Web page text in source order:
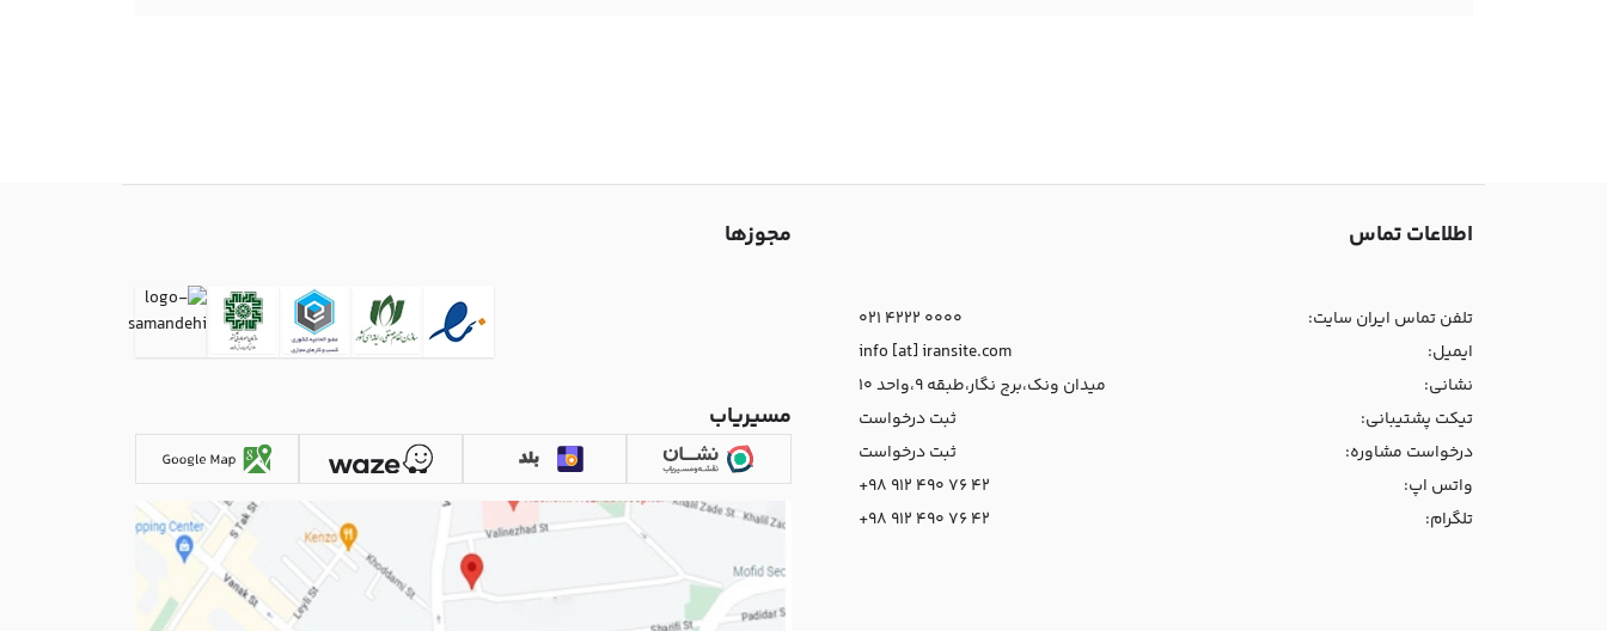
اطلاعات تماس
تلفن تماس ایران سایت:
021 4222 0000
ایمیل:
info [at] iransite.com
نشانی:
میدان ونک،برج نگار،طبقه 9،واحد 10
تیکت پشتیبانی:
ثبت درخواست
درخواست مشاوره:
ثبت درخواست
واتس اپ:
+98 912 490 76 42
تلگرام:
+98 912 490 76 42
مجوزها
مسیریاب